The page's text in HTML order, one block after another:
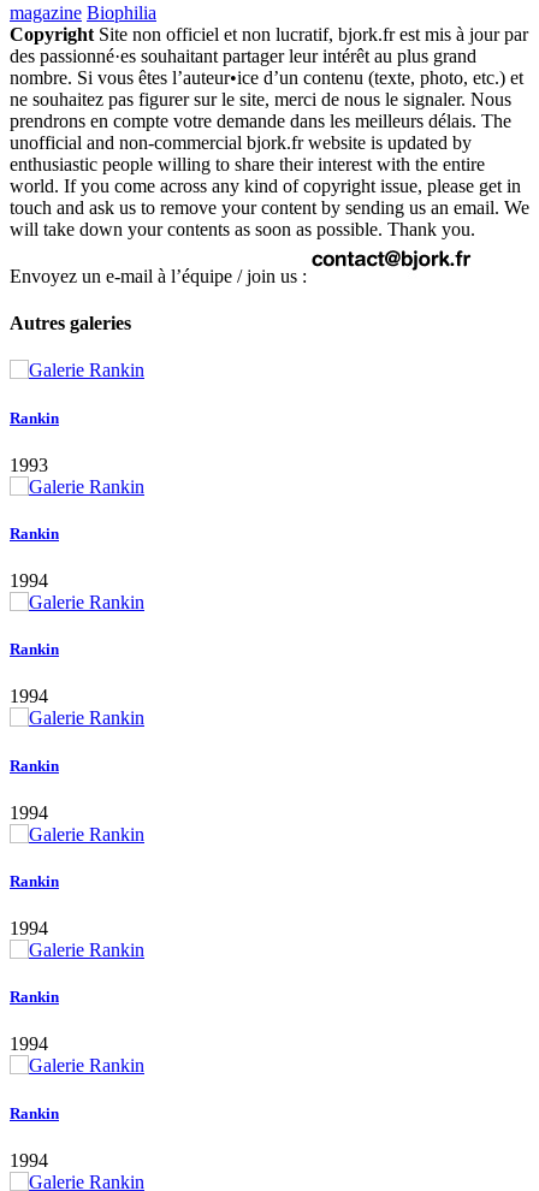
magazine Biophilia
Copyright Site non officiel et non lucratif, bjork.fr est mis à jour par
des passionné·es souhaitant partager leur intérêt au plus grand
nombre. Si vous êtes l’auteur•ice d’un contenu (texte, photo, etc.) et
ne souhaitez pas figurer sur le site, merci de nous le signaler. Nous
prendrons en compte votre demande dans les meilleurs délais. The
unofficial and non-commercial bjork.fr website is updated by
enthusiastic people willing to share their interest with the entire
world. If you come across any kind of copyright issue, please get in
touch and ask us to remove your content by sending us an email. We
will take down your contents as soon as possible. Thank you.
Envoyez un e-mail à l’équipe / join us :
Autres galeries